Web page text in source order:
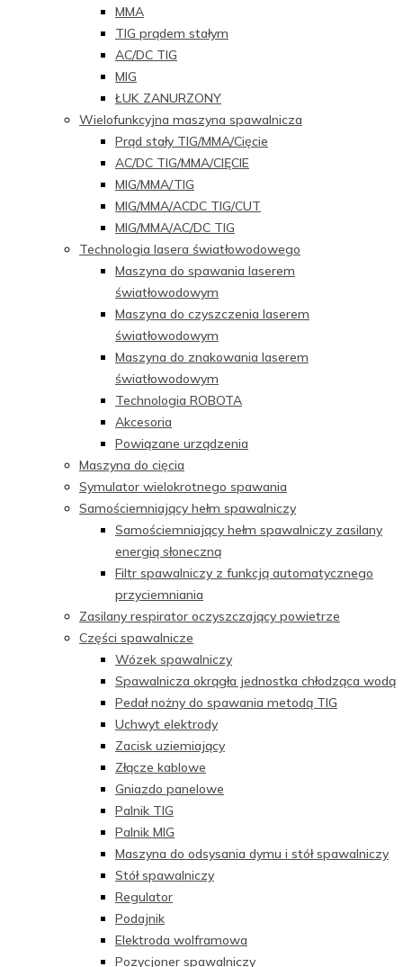
MMA
TIG prądem stałym
AC/DC TIG
MIG
ŁUK ZANURZONY
Wielofunkcyjna maszyna spawalnicza
Prąd stały TIG/MMA/Cięcie
AC/DC TIG/MMA/CIĘCIE
MIG/MMA/TIG
MIG/MMA/ACDC TIG/CUT
MIG/MMA/AC/DC TIG
Technologia lasera światłowodowego
Maszyna do spawania laserem
światłowodowym
Maszyna do czyszczenia laserem
światłowodowym
Maszyna do znakowania laserem
światłowodowym
Technologia ROBOTA
Akcesoria
Powiązane urządzenia
Maszyna do cięcia
Symulator wielokrotnego spawania
Samościemniający hełm spawalniczy
Samościemniający hełm spawalniczy zasilany
energią słoneczną
Filtr spawalniczy z funkcją automatycznego
przyciemniania
Zasilany respirator oczyszczający powietrze
Części spawalnicze
Wózek spawalniczy
Spawalnicza okrągła jednostka chłodząca wodą
Pedał nożny do spawania metodą TIG
Uchwyt elektrody
Zacisk uziemiający
Złącze kablowe
Gniazdo panelowe
Palnik TIG
Palnik MIG
Maszyna do odsysania dymu i stół spawalniczy
Stół spawalniczy
Regulator
Podajnik
Elektroda wolframowa
Pozycjoner spawalniczy